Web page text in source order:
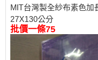
MIT台灣製全紗布素色加
27X130公分
批價一條75